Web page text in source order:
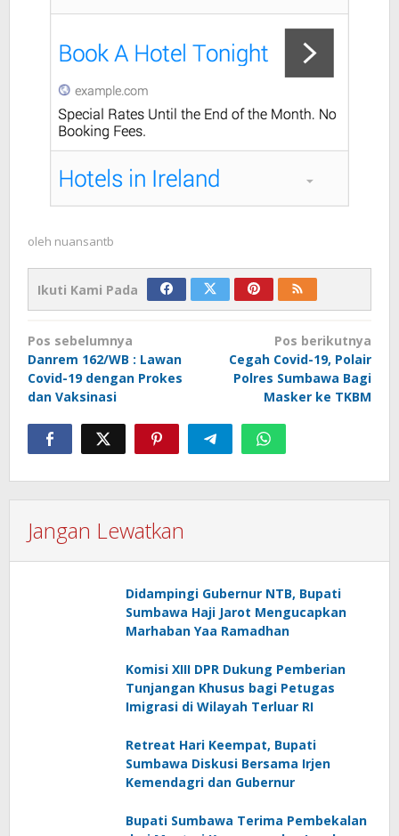
oleh nuansantb
Ikuti Kami Pada
Navigasi
pos
Pos sebelumnya
Danrem 162/WB : Lawan
Covid-19 dengan Prokes
dan Vaksinasi
Pos berikutnya
Cegah Covid-19, Polair
Polres Sumbawa Bagi
Masker ke TKBM
Jangan Lewatkan
Didampingi Gubernur NTB, Bupati
Sumbawa Haji Jarot Mengucapkan
Marhaban Yaa Ramadhan
Komisi XIII DPR Dukung Pemberian
Tunjangan Khusus bagi Petugas
Imigrasi di Wilayah Terluar RI
Retreat Hari Keempat, Bupati
Sumbawa Diskusi Bersama Irjen
Kemendagri dan Gubernur
Bupati Sumbawa Terima Pembekalan